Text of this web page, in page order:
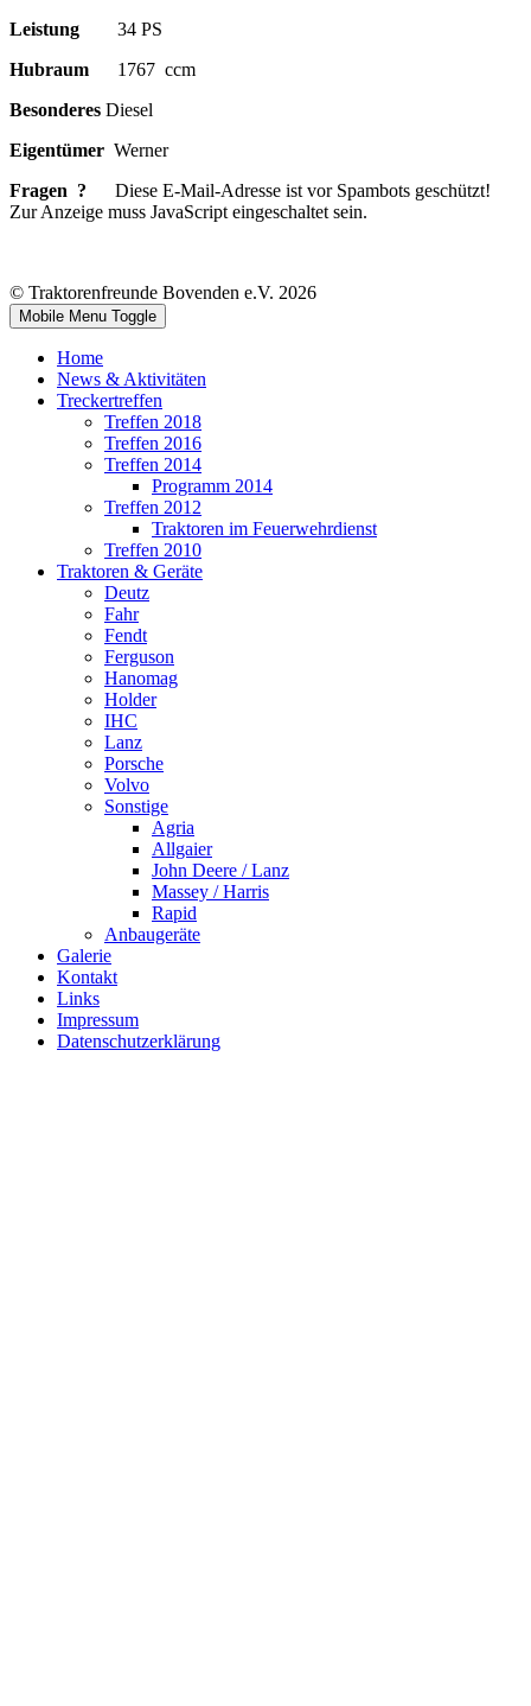
Leistung 34 PS
Hubraum 1767 ccm
Besonderes Diesel
Eigentümer Werner
Fragen ?
Diese E-Mail-Adresse ist vor Spambots geschützt!
Zur Anzeige muss JavaScript eingeschaltet sein.
© Traktorenfreunde Bovenden e.V. 2026
Mobile Menu Toggle
Home
News & Aktivitäten
Treckertreffen
Treffen 2018
Treffen 2016
Treffen 2014
Programm 2014
Treffen 2012
Traktoren im Feuerwehrdienst
Treffen 2010
Traktoren & Geräte
Deutz
Fahr
Fendt
Ferguson
Hanomag
Holder
IHC
Lanz
Porsche
Volvo
Sonstige
Agria
Allgaier
John Deere / Lanz
Massey / Harris
Rapid
Anbaugeräte
Galerie
Kontakt
Links
Impressum
Datenschutzerklärung